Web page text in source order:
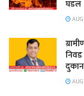
घडलं
निवड